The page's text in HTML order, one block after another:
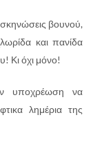
βουνού,
και πανίδα
Κι όχι μόνο!
υποχρέωση να
λημέρια της